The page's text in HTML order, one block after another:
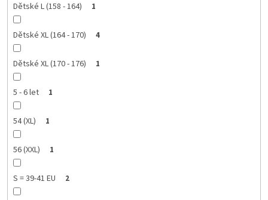
Dětské L (158 - 164) 1
Dětské XL (164 - 170) 4
Dětské XL (170 - 176) 1
5 - 6 let 1
54 (XL) 1
56 (XXL) 1
S = 39-41 EU 2